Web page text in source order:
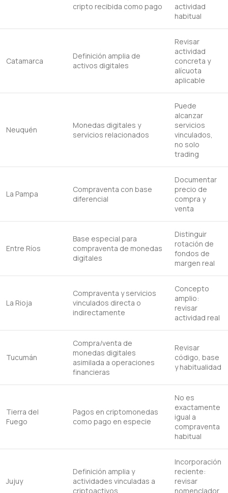
cripto recibida como pago
actividad
habitual
Catamarca
Definición amplia de
activos digitales
Revisar
actividad
concreta y
alícuota
aplicable
Neuquén
Monedas digitales y
servicios relacionados
Puede
alcanzar
servicios
vinculados,
no solo
trading
La Pampa
Compraventa con base
diferencial
Documentar
precio de
compra y
venta
Entre Ríos
Base especial para
compraventa de monedas
digitales
Distinguir
rotación de
fondos de
margen real
La Rioja
Compraventa y servicios
vinculados directa o
indirectamente
Concepto
amplio:
revisar
actividad real
Tucumán
Compra/venta de
monedas digitales
asimilada a operaciones
financieras
Revisar
código, base
y habitualidad
Tierra del
Fuego
Pagos en criptomonedas
como pago en especie
No es
exactamente
igual a
compraventa
habitual
Jujuy
Definición amplia y
actividades vinculadas a
criptoactivos
Incorporación
reciente:
revisar
nomenclador